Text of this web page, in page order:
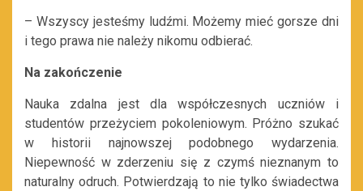
– Wszyscy jesteśmy ludźmi. Możemy mieć gorsze dni
i tego prawa nie należy nikomu odbierać.
Na zakończenie
Nauka zdalna jest dla współczesnych uczniów i
studentów przeżyciem pokoleniowym. Próżno szukać
w historii najnowszej podobnego wydarzenia.
Niepewność w zderzeniu się z czymś nieznanym to
naturalny odruch. Potwierdzają to nie tylko świadectwa